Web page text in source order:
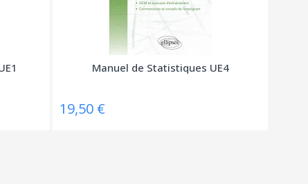
Manuel de Statistiques UE4
19,50 €